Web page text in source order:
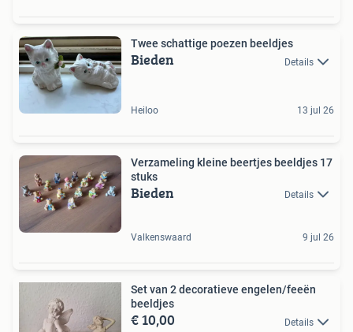
Twee schattige poezen beeldjes
Bieden Details
Heiloo 13 jul 26
Verzameling kleine beertjes beeldjes 17
stuks
Bieden Details
Valkenswaard 9 jul 26
Set van 2 decoratieve engelen/feeën
beeldjes
€ 10,00 Details